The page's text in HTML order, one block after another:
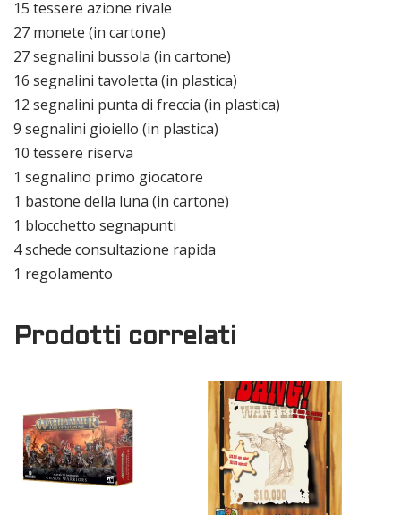
15 tessere azione rivale
27 monete (in cartone)
27 segnalini bussola (in cartone)
16 segnalini tavoletta (in plastica)
12 segnalini punta di freccia (in plastica)
9 segnalini gioiello (in plastica)
10 tessere riserva
1 segnalino primo giocatore
1 bastone della luna (in cartone)
1 blocchetto segnapunti
4 schede consultazione rapida
1 regolamento
Prodotti correlati